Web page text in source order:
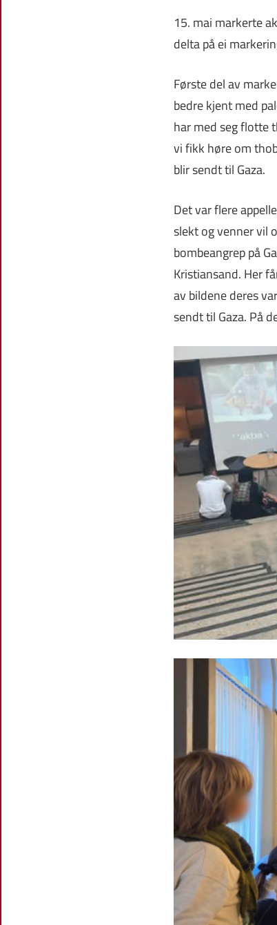
15. mai markerte
delta på ei
Første del av
bedre kjent med
har med seg flotte
vi fikk høre om
blir sendt til Gaza.
Det var flere
slekt og venner vil
bombeangrep på
Kristiansand. Her
av bildene deres
sendt til Gaza. På